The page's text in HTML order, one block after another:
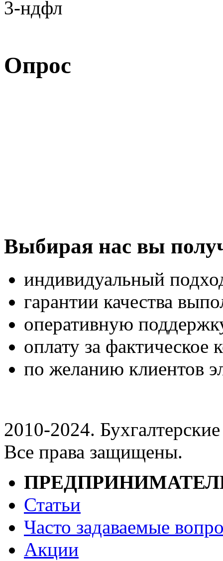
Опрос
Выбирая нас вы
индивидуальный
гарантии качества
оперативную
оплату за фактическое
по желанию клиентов
2010-2024.
Все права защищены.
Статьи
Часто задаваемые
Акции